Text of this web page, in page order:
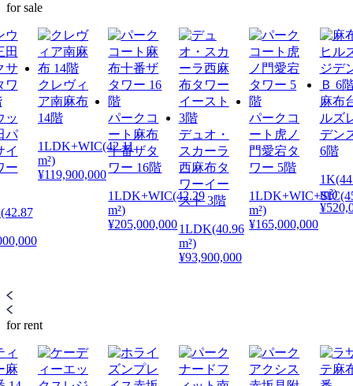
for sale
ッ
パ
イ
ー
クレヴィ
ア南麻布
14階
1LDK+WIC(42.11
m²)
¥119,900,000
パークコ
ート麻布
十番ザタ
ワー 16階
1LDK+WIC(42.29
m²)
¥205,000,000
デュオ・
スカーラ
西麻布タ
ワーイー
スト 3階
1LDK(40.96
m²)
¥93,900,000
パークコ
ート虎ノ
門愛宕タ
ワー 5階
m²)
¥165,000,000
麻布
ルズ
デン
6階
m²)
for rent